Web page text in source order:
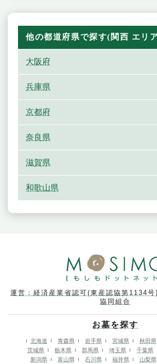
他の都道府県で探す(関西 エリ
大阪府
兵庫県
京都府
奈良県
滋賀県
和歌山県
運営：経済産業省認可(東産認協第1134
協同組合
お墓を探す
北海道 青森県 岩手県 宮城県 秋田県
茨城県
栃木県 群馬県 埼玉県 千葉県
新潟県
富山県 石川県 福井県 山梨県